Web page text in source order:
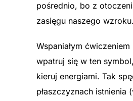
pośrednio, bo z
zasięgu naszego wzroku.
Wspaniałym
wpatruj się w ten
kieruj energiami. Tak
płaszczyznach